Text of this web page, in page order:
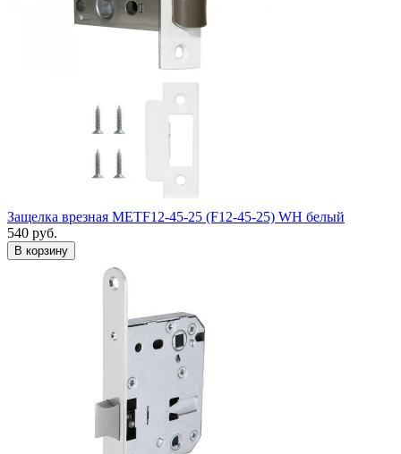
Защелка врезная METF12-45-25 (F12-45-25) WH белый
540 руб.